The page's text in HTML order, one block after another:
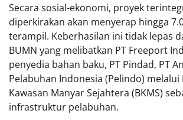
Secara sosial-ekonomi, proyek
diperkirakan akan menyerap hingga
terampil. Keberhasilan ini tidak lepas
BUMN yang melibatkan PT Freeport
penyedia bahan baku, PT Pindad, PT
Pelabuhan Indonesia (Pelindo) melalui
Kawasan Manyar Sejahtera (BKMS)
infrastruktur pelabuhan.